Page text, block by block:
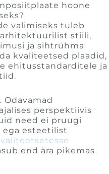
hoone
valimiseks tuleb
stiili,
ja sihtrühma
kvaliteetsed plaadid,
ehitusstandarditele ja
Odavamad
perspektiivis
need ei pruugi
ega esteetilist
end ära pikemas